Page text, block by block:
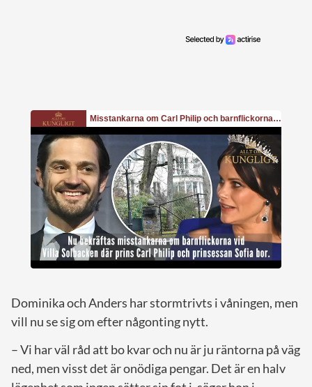
Dominika och Anders har stormtrivts i våningen, men
vill nu se sig om efter någonting nytt.
– Vi har väl råd att bo kvar och nu är ju räntorna på väg
ned, men visst det är onödiga pengar. Det är en halv